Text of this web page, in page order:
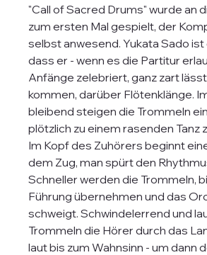
"Call of Sacred Drums" wurde an
zum ersten Mal gespielt, der
selbst anwesend. Yukata Sado
dass er - wenn es die Partitur
Anfänge zelebriert, ganz zart
kommen, darüber Flötenklänge.
bleibend steigen die Trommeln
plötzlich zu einem rasenden Tanz
Im Kopf des Zuhörers beginnt
dem Zug, man spürt den
Schneller werden die Trommeln,
Führung übernehmen und das
schweigt. Schwindelerrend und
Trommeln die Hörer durch das
laut bis zum Wahnsinn - um dann